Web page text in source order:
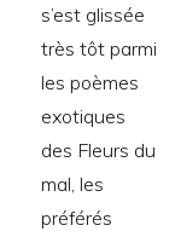
s’est glissée
très tôt parmi
les poèmes
exotiques
des Fleurs du
mal, les
préférés